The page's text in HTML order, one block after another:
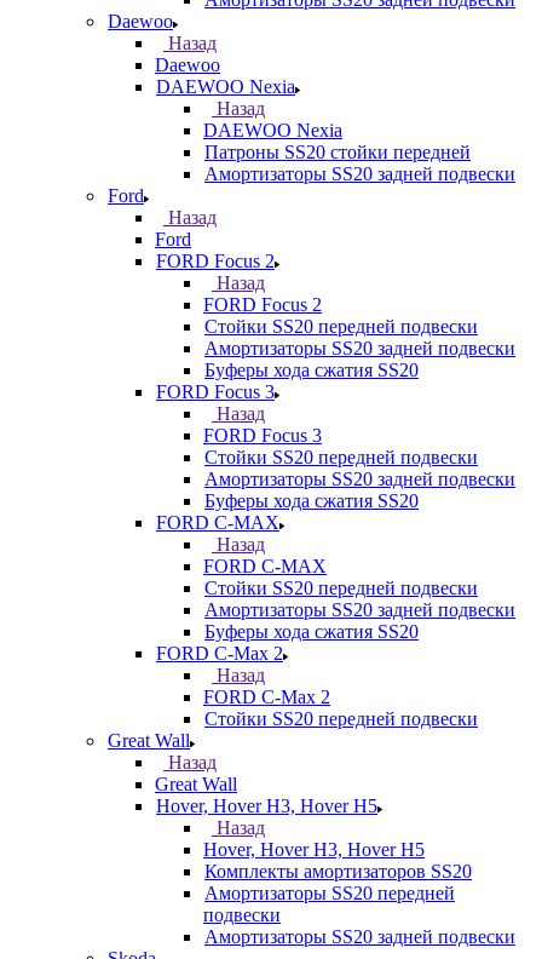
Daewoo
Назад
Daewoo
DAEWOO Nexia
Назад
DAEWOO Nexia
Патроны SS20 стойки передней
Амортизаторы SS20 задней подвески
Ford
Назад
Ford
FORD Focus 2
Назад
FORD Focus 2
Стойки SS20 передней подвески
Амортизаторы SS20 задней подвески
Буферы хода сжатия SS20
FORD Focus 3
Назад
FORD Focus 3
Стойки SS20 передней подвески
Амортизаторы SS20 задней подвески
Буферы хода сжатия SS20
FORD С-MAX
Назад
FORD С-MAX
Стойки SS20 передней подвески
Амортизаторы SS20 задней подвески
Буферы хода сжатия SS20
FORD C-Max 2
Назад
FORD C-Max 2
Стойки SS20 передней подвески
Great Wall
Назад
Great Wall
Hover, Hover H3, Hover H5
Назад
Hover, Hover H3, Hover H5
Комплекты амортизаторов SS20
Амортизаторы SS20 передней
подвески
Амортизаторы SS20 задней подвески